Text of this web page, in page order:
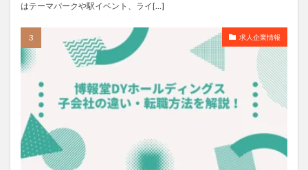
はテーマパークや駅イベント、ライ[…]
求人企業情報